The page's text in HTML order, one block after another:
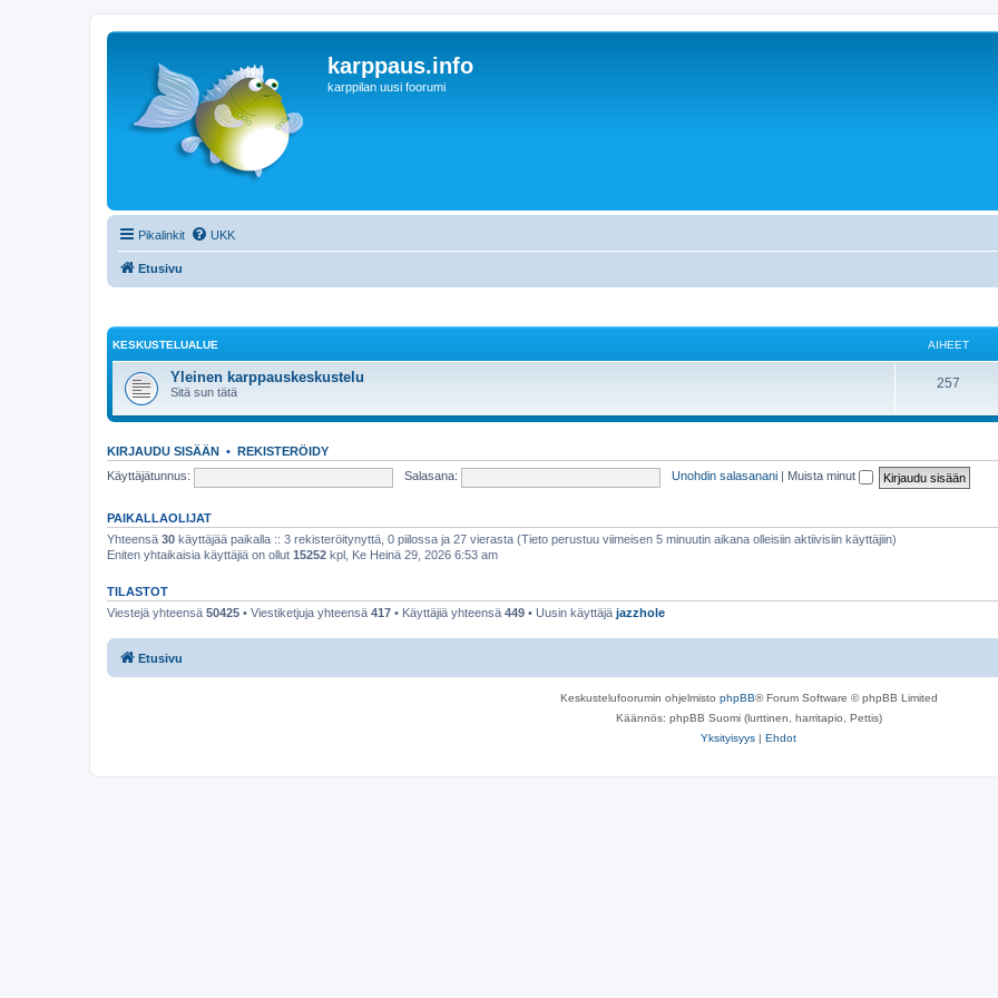
karppaus.info
karppilan uusi foorumi
Pikalinkit UKK
Etusivu
KESKUSTELUALUE AIHEET
Yleinen karppauskeskustelu
Sitä sun tätä
257
KIRJAUDU SISÄÄN • REKISTERÖIDY
Käyttäjätunnus:
Salasana: Unohdin salasanani Muista minut
PAIKALLAOLIJAT
Yhteensä 30 käyttäjää paikalla :: 3 rekisteröitynyttä, 0 piilossa ja 27 vierasta (Tieto perustuu viimeisen 5 minuutin aikana olleisiin aktiivisiin käyttäjiin)
Eniten yhtaikaisia käyttäjiä on ollut 15252 kpl, Ke Heinä 29, 2026 6:53 am
TILASTOT
Viestejä yhteensä 50425 • Viestiketjuja yhteensä 417 • Käyttäjiä yhteensä 449 • Uusin käyttäjä jazzhole
Etusivu
Keskustelufoorumin ohjelmisto phpBB® Forum Software © phpBB Limited
Käännös: phpBB Suomi (lurttinen, harritapio, Pettis)
Yksityisyys | Ehdot